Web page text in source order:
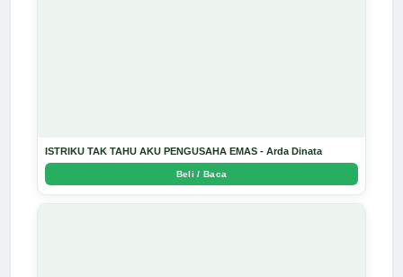
ISTRIKU TAK TAHU AKU PENGUSAHA EMAS - Arda Dinata
Beli / Baca